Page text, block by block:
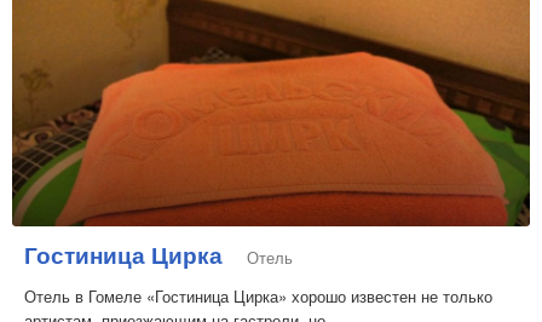
Гостиница Цирка
Отель
Отель в Гомеле «Гостиница Цирка» хорошо известен не только